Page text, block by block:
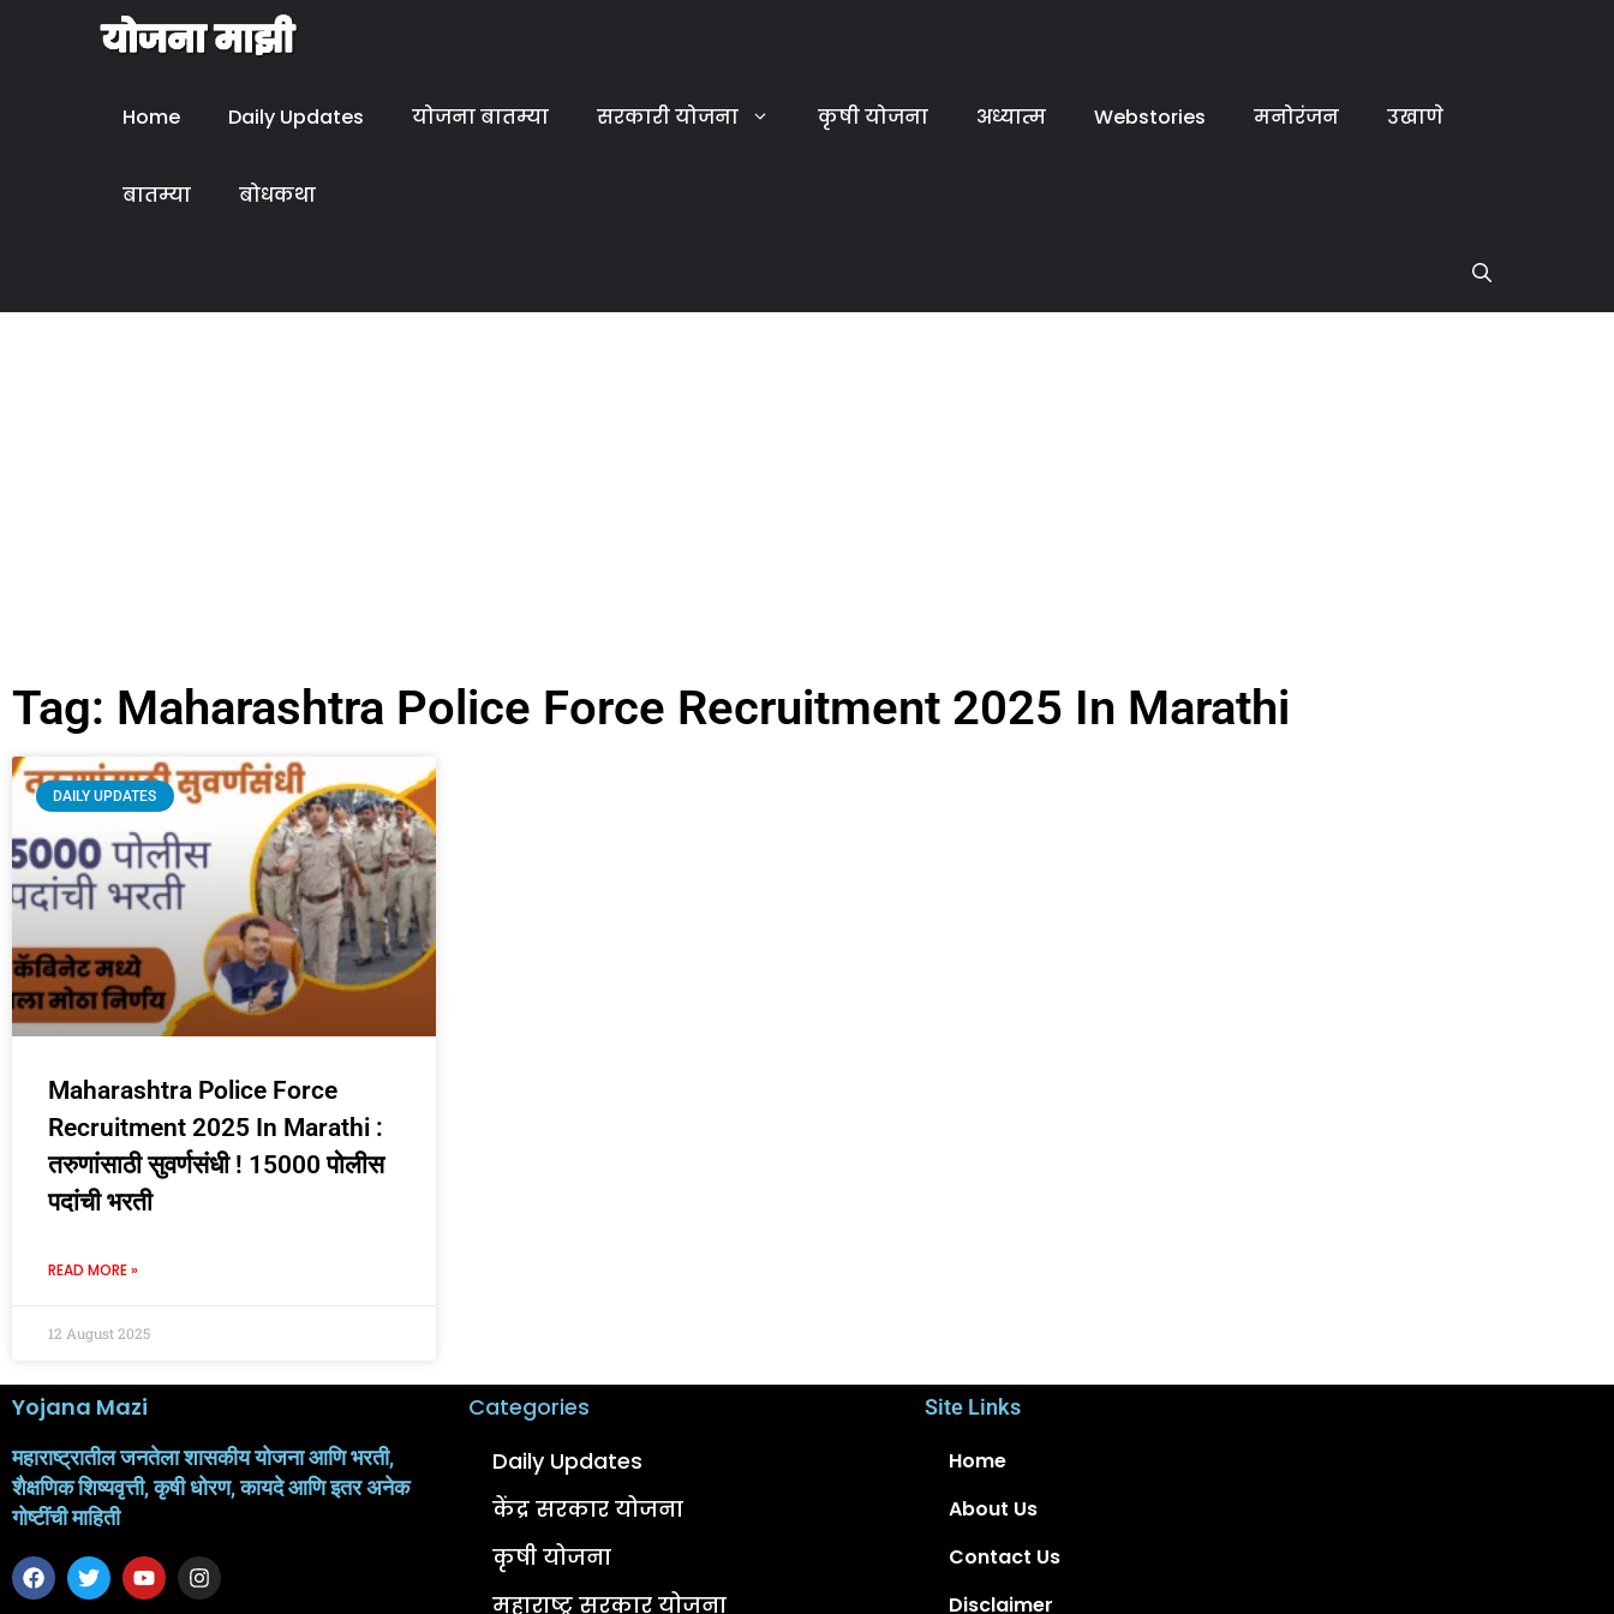
Home Daily Updates योजना बातम्या सरकारी योजना कृषी योजना अध्यात्म Webstories मनोरंजन उखाणे
बातम्या बोधकथा
Tag: Maharashtra Police Force Recruitment 2025 In Marathi
DAILY UPDATES
Maharashtra Police Force
Recruitment 2025 In Marathi :
तरुणांसाठी सुवर्णसंधी ! 15000 पोलीस
पदांची भरती
READ MORE »
12 August 2025
Yojana Mazi
महाराष्ट्रातील जनतेला शासकीय योजना आणि भरती,
शैक्षणिक शिष्यवृत्ती, कृषी धोरण, कायदे आणि इतर अनेक
गोष्टींची माहिती
Categories
Daily Updates
केंद्र सरकार योजना
कृषी योजना
महाराष्ट्र सरकार योजना
Site Links
Home
About Us
Contact Us
Disclaimer